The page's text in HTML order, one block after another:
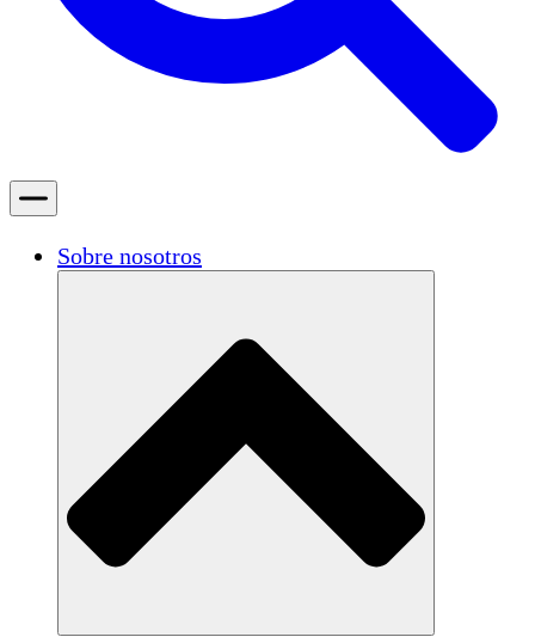
Sobre nosotros